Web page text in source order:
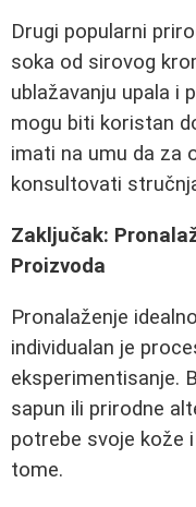
Drugi popularni
soka od sirovog
ublažavanju upala i
mogu biti koristan
imati na umu da za
konsultovati
Zaključak:
Proizvoda
Pronalaženje
individualan je
eksperimentisanje.
sapun ili prirodne
potrebe svoje kože
tome.